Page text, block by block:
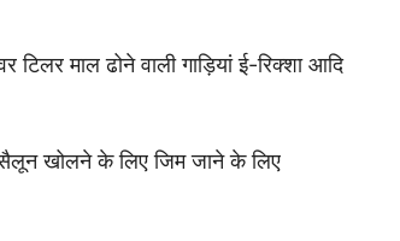
माल ढोने वाली गाड़ियां ई-रिक्शा आदि
खोलने के लिए जिम जाने के लिए